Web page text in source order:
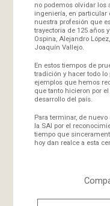
no podemos olvidar los
ingeniería, en
nuestra profesión que
trayectoria de 125 años
Ospina, Alejandro
Joaquín Vallejo.
En estos tiempos de
tradición y hacer todo
ejemplos que hemos
que tanto hicieron por
desarrollo del país.
Para terminar, de
la SAI por el
tiempo que
hoy dan realce a esta